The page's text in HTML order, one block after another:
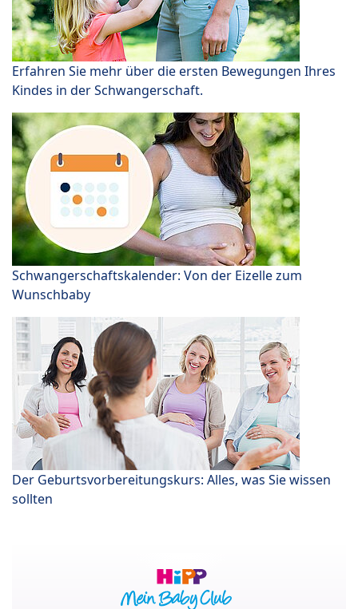
Erfahren Sie mehr über die ersten Bewegungen Ihres
Kindes in der Schwangerschaft.
Schwangerschaftskalender: Von der Eizelle zum
Wunschbaby
Der Geburtsvorbereitungskurs: Alles, was Sie wissen
sollten